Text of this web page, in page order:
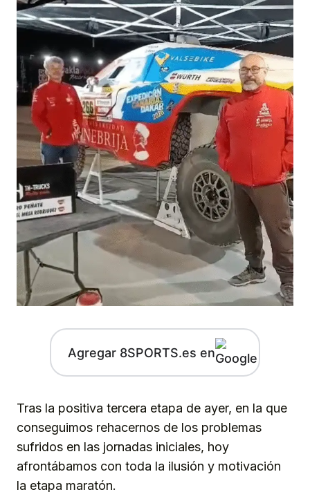
Agregar 8SPORTS.es en
Tras la positiva tercera etapa de ayer, en la que
conseguimos rehacernos de los problemas
sufridos en las jornadas iniciales, hoy
afrontábamos con toda la ilusión y motivación
la etapa maratón.